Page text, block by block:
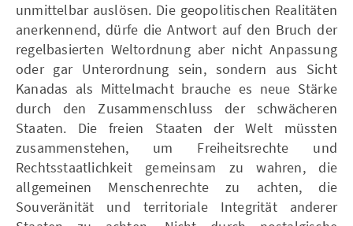
unmittelbar auslösen. Die geopolitischen Realitäten
anerkennend, dürfe die Antwort auf den Bruch der
regelbasierten Weltordnung aber nicht Anpassung
oder gar Unterordnung sein, sondern aus Sicht
Kanadas als Mittelmacht brauche es neue Stärke
durch den Zusammenschluss der schwächeren
Staaten. Die freien Staaten der Welt müssten
zusammenstehen, um Freiheitsrechte und
Rechtsstaatlichkeit gemeinsam zu wahren, die
allgemeinen Menschenrechte zu achten, die
Souveränität und territoriale Integrität anderer